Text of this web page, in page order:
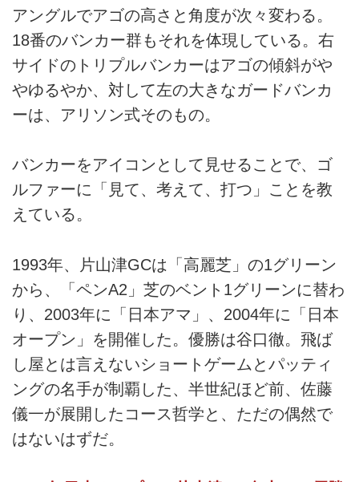
アングルでアゴの高さと角度が次々変わる。
18番のバンカー群もそれを体現している。右
サイドのトリプルバンカーはアゴの傾斜がや
やゆるやか、対して左の大きなガードバンカ
ーは、アリソン式そのもの。
バンカーをアイコンとして見せることで、ゴ
ルファーに「見て、考えて、打つ」ことを教
えている。
1993年、片山津GCは「高麗芝」の1グリーン
から、「ペンA2」芝のベント1グリーンに替わ
り、2003年に「日本アマ」、2004年に「日本
オープン」を開催した。優勝は谷口徹。飛ば
し屋とは言えないショートゲームとパッティ
ングの名手が制覇した、半世紀ほど前、佐藤
儀一が展開したコース哲学と、ただの偶然で
はないはずだ。